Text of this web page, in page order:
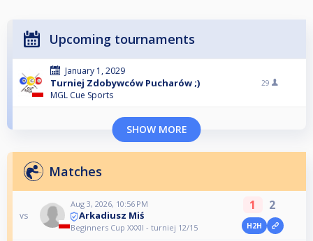
Upcoming tournaments
January 1, 2029
Turniej Zdobywców Pucharów ;)
MGL Cue Sports
29
SHOW MORE
Matches
vs
Aug 3, 2026, 10:56 PM
Arkadiusz Miś
Beginners Cup XXXII - turniej 12/15
1 2
H2H